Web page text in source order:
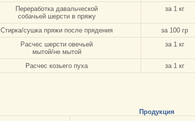
Переработка давальческой
собачьей шерсти в пряжу
за 1 кг
Стирка/сушка пряжи после прядения за 100 гр
Расчес шерсти овечьей
мытой/не мытой
за 1 кг
Расчес козьего пуха за 1 кг
Продукция